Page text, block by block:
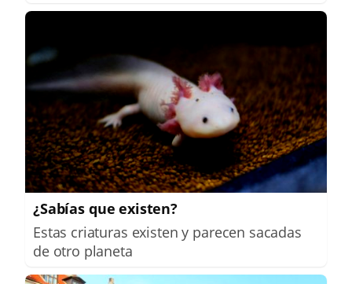
¿Sabías que existen?
Estas criaturas existen y parecen sacadas
de otro planeta